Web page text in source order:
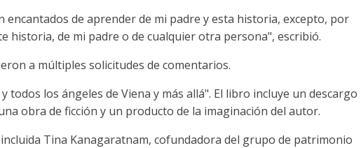
encantados de aprender de mi padre y esta historia, excepto, por
historia, de mi padre o de cualquier otra persona", escribió.
a múltiples solicitudes de comentarios.
todos los ángeles de Viena y más allá". El libro incluye un descargo
obra de ficción y un producto de la imaginación del autor.
Tina Kanagaratnam, cofundadora del grupo de patrimonio